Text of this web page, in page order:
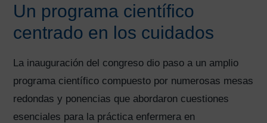
Un programa científico
centrado en los cuidados
La inauguración del congreso dio paso a un amplio
programa científico compuesto por numerosas mesas
redondas y ponencias que abordaron cuestiones
esenciales para la práctica enfermera en